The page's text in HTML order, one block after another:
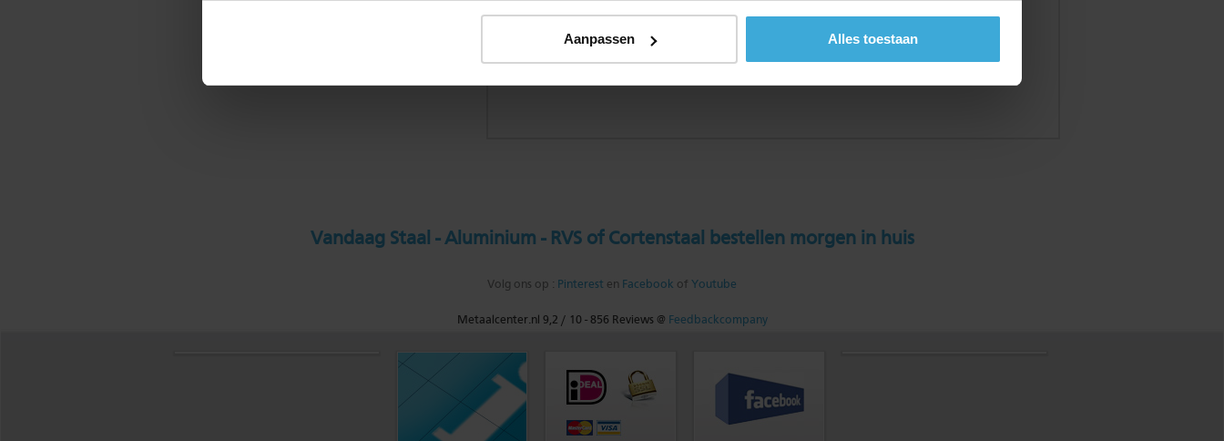
Aanpassen Alles toestaan
Vandaag Staal - Aluminium - RVS of Cortenstaal bestellen morgen in huis
Volg ons op : Pinterest en Facebook of Youtube
Metaalcenter.nl 9,2 / 10 -856 Reviews @ Feedbackcompany